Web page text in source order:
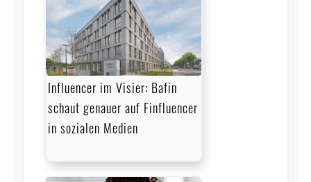
Influencer im Visier: Bafin
schaut genauer auf Finfluencer
in sozialen Medien